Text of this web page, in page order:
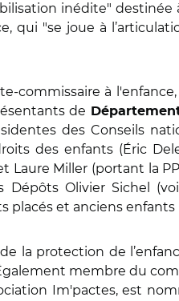
inédite"
qui "se joue à
commissaire à
de
des Conseils
des enfants (Éric
Laure Miller (portant la
Dépôts Olivier Sichel
et anciens
la protection de
membre du
Im'pactes, est